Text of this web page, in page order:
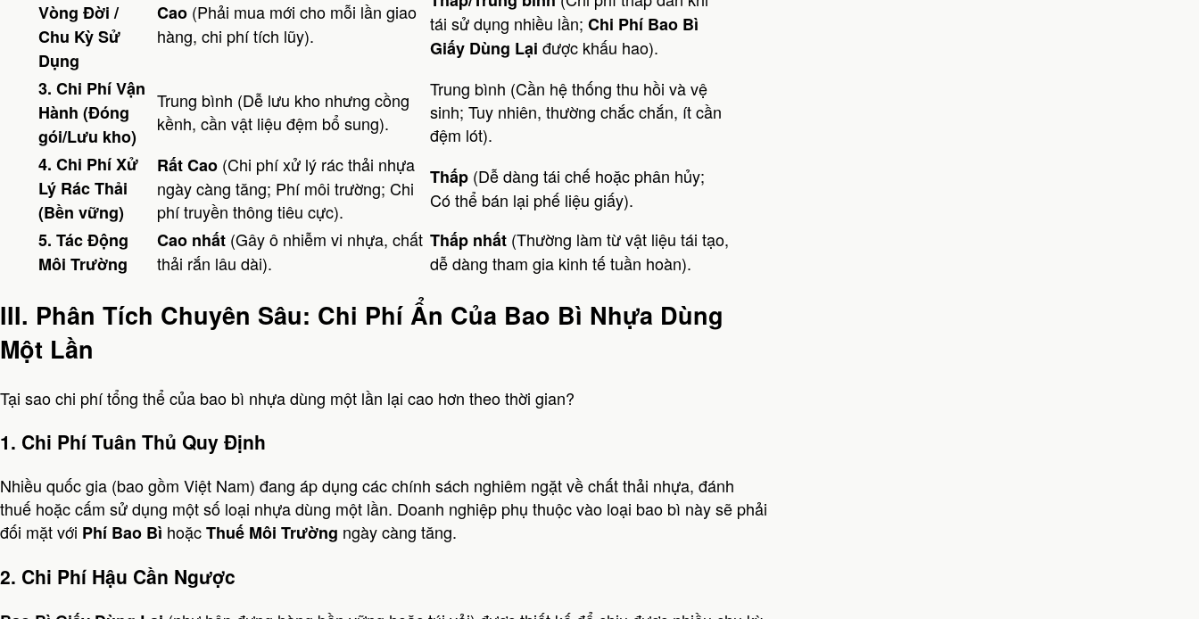
Vòng Đời /
Chu Kỳ Sử
Dụng
Cao (Phải mua mới cho mỗi lần giao
hàng, chi phí tích lũy).
tái sử dụng nhiều lần; Chi Phí Bao Bì
Giấy Dùng Lại được khấu hao).
3. Chi Phí Vận
Hành (Đóng
gói/Lưu kho)
Trung bình (Dễ lưu kho nhưng cồng
kềnh, cần vật liệu đệm bổ sung).
Trung bình (Cần hệ thống thu hồi và vệ
sinh; Tuy nhiên, thường chắc chắn, ít cần
đệm lót).
4. Chi Phí Xử
Lý Rác Thải
(Bền vững)
Rất Cao (Chi phí xử lý rác thải nhựa
ngày càng tăng; Phí môi trường; Chi
phí truyền thông tiêu cực).
Thấp (Dễ dàng tái chế hoặc phân hủy;
Có thể bán lại phế liệu giấy).
5. Tác Động
Môi Trường
Cao nhất (Gây ô nhiễm vi nhựa, chất
thải rắn lâu dài).
Thấp nhất (Thường làm từ vật liệu tái tạo,
dễ dàng tham gia kinh tế tuần hoàn).
III. Phân Tích Chuyên Sâu: Chi Phí Ẩn Của Bao Bì Nhựa Dùng
Một Lần
Tại sao chi phí tổng thể của bao bì nhựa dùng một lần lại cao hơn theo thời gian?
1. Chi Phí Tuân Thủ Quy Định
Nhiều quốc gia (bao gồm Việt Nam) đang áp dụng các chính sách nghiêm ngặt về chất thải nhựa, đánh
thuế hoặc cấm sử dụng một số loại nhựa dùng một lần. Doanh nghiệp phụ thuộc vào loại bao bì này sẽ phải
đối mặt với Phí Bao Bì hoặcThuế Môi Trường ngày càng tăng.
2. Chi Phí Hậu Cần Ngược